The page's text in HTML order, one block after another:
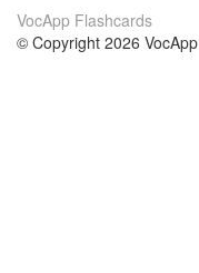
VocApp Flashcards
© Copyright 2026 VocApp